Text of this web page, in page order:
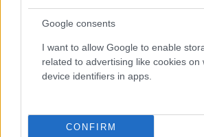
Google consents
I want to allow Google to enable
related to advertising like cookies on
device identifiers in apps.
CONFIRM